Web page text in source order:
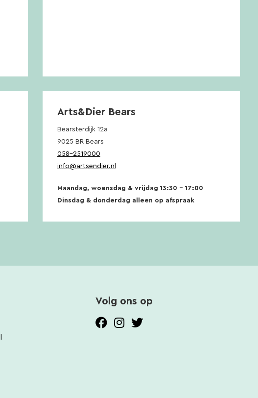
Arts&Dier Bears
Bearsterdijk 12a
9025 BR Bears
058-2519000
info@artsendier.nl
Maandag, woensdag & vrijdag 13:30 – 17:00
Dinsdag & donderdag alleen op afspraak
Volg ons op